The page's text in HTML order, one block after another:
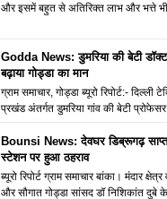
और इसमें बहुत से अतिरिक्त लाभ और भत्ते
Godda News: डुमरिया की बेटी
बढ़ाया गोड्डा का मान
ग्राम समाचार, गोड्डा ब्यूरो रिपोर्ट:- दिल्ली
प्रखंड अंतर्गत डुमरिया गांव की बेटी प्रोफेसर
Bounsi News: देवघर डिब्रूगढ़
स्टेशन पर हुआ ठहराव
ब्यूरो रिपोर्ट ग्राम समाचार बांका। मंदार
और सौगात गोड्डा सांसद डॉ निशिकांत दुबे